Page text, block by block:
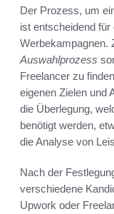
Der Prozess, um
ist entscheidend
Werbekampagnen.
Auswahlprozess
Freelancer zu
eigenen Zielen und
die Überlegung,
benötigt werden,
die Analyse von
Nach der
verschiedene
Upwork oder